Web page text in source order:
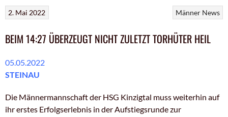
Männer News
2. Mai 2022
BEIM 14:27 ÜBERZEUGT NICHT ZULETZT TORHÜTER HEIL
05.05.2022
STEINAU
Die Männermannschaft der HSG Kinzigtal muss weiterhin auf
ihr erstes Erfolgserlebnis in der Aufstiegsrunde zur